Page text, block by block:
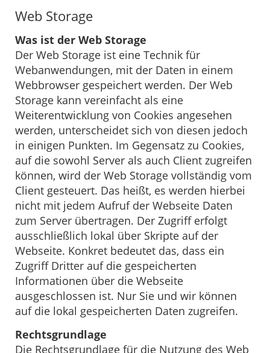
Web Storage
Was ist der Web Storage
Der Web Storage ist eine Technik für
Webanwendungen, mit der Daten in einem
Webbrowser gespeichert werden. Der Web
Storage kann vereinfacht als eine
Weiterentwicklung von Cookies angesehen
werden, unterscheidet sich von diesen jedoch
in einigen Punkten. Im Gegensatz zu Cookies,
auf die sowohl Server als auch Client zugreifen
können, wird der Web Storage vollständig vom
Client gesteuert. Das heißt, es werden hierbei
nicht mit jedem Aufruf der Webseite Daten
zum Server übertragen. Der Zugriff erfolgt
ausschließlich lokal über Skripte auf der
Webseite. Konkret bedeutet das, dass ein
Zugriff Dritter auf die gespeicherten
Informationen über die Webseite
ausgeschlossen ist. Nur Sie und wir können
auf die lokal gespeicherten Daten zugreifen.
Rechtsgrundlage
Die Rechtsgrundlage für die Nutzung des Web